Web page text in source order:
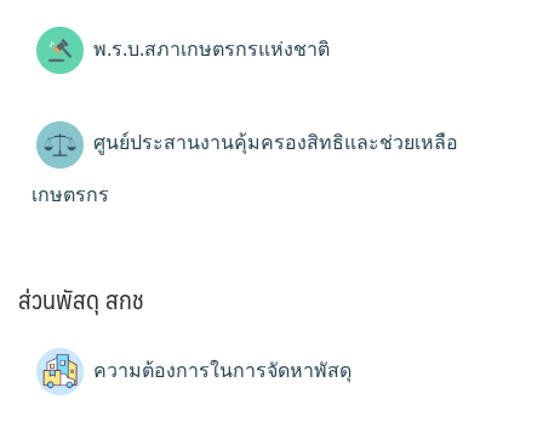
พ.ร.บ.สภาเกษตรกรแห่งชาติ
ศูนย์ประสานงานคุ้มครองสิทธิและช่วยเหลือ
เกษตรกร
ส่วนพัสดุ สกช
ความต้องการในการจัดหาพัสดุ